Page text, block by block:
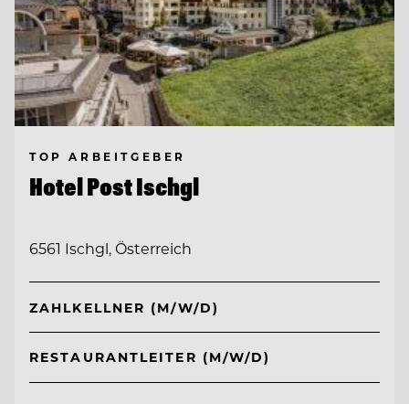
TOP ARBEITGEBER
Hotel Post Ischgl
6561 Ischgl, Österreich
ZAHLKELLNER (M/W/D)
RESTAURANTLEITER (M/W/D)